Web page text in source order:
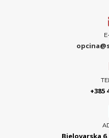
+385
Bjelovarska